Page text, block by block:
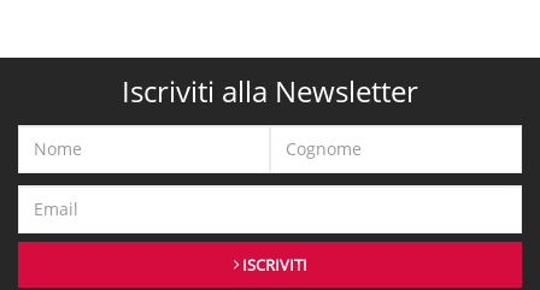
Iscriviti alla Newsletter
ISCRIVITI